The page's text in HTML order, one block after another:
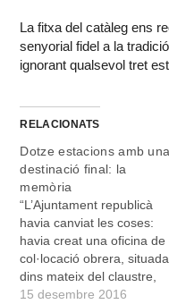
La fitxa del catàleg ens
senyorial fidel a la
ignorant qualsevol tret
RELACIONATS
Dotze estacions amb una
destinació final: la
memòria
“L’Ajuntament republicà
havia canviat les coses:
havia creat una oficina de
col·locació obrera, situada
dins mateix del claustre,
com també un dispensari
15 desembre 2016